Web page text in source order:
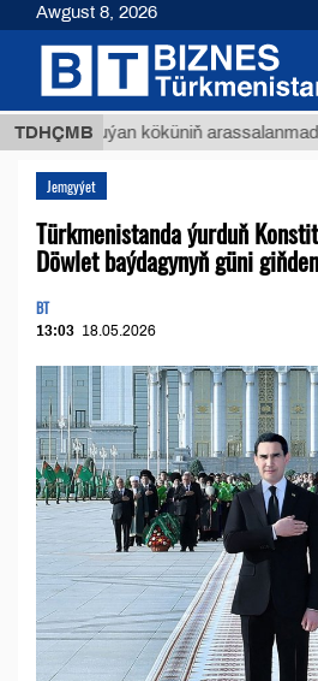
TDHÇMB
Buýan köküniň arassalanmadyk
Jemgyýet
Türkmenistanda ýurduň
Döwlet baýdagynyň güni
BT
13:03 18.05.2026
Awgust 8, 2026